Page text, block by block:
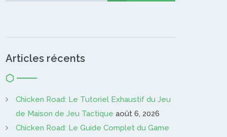
Articles récents
Chicken Road: Le Tutoriel Exhaustif du Jeu
de Maison de Jeu Tactique août 6, 2026
Chicken Road: Le Guide Complet du Game